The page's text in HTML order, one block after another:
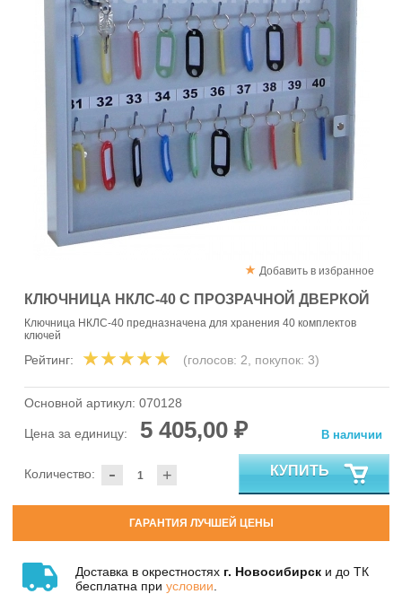
Добавить в избранное
КЛЮЧНИЦА НКЛС-40 С ПРОЗРАЧНОЙ ДВЕРКОЙ
Ключница НКЛС-40 предназначена для хранения 40 комплектов
ключей
Рейтинг: (голосов: 2, покупок: 3)
Основной артикул: 070128
Цена за единицу: 5 405,00 ₽
- +
Количество:
В наличии
КУПИТЬ
ГАРАНТИЯ ЛУЧШЕЙ ЦЕНЫ
Доставка в окрестностях г. Новосибирск и до ТК
бесплатна при условии